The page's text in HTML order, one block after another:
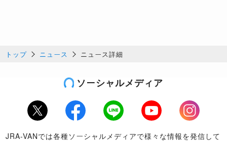
トップ ニュース ニュース詳細
ソーシャルメディア
Twitter Facebook LINE Youtube
Instagram
JRA-VANでは各種ソーシャルメディアで様々な情報を発信して